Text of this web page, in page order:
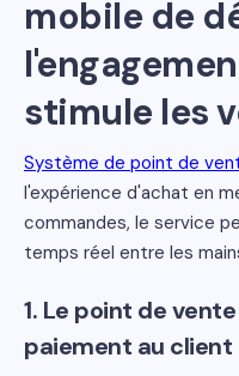
mobile de
stimule les
Système de point de
l'expérience d'achat en
commandes, le service
temps réel entre les
1. Le point de
paiement au client